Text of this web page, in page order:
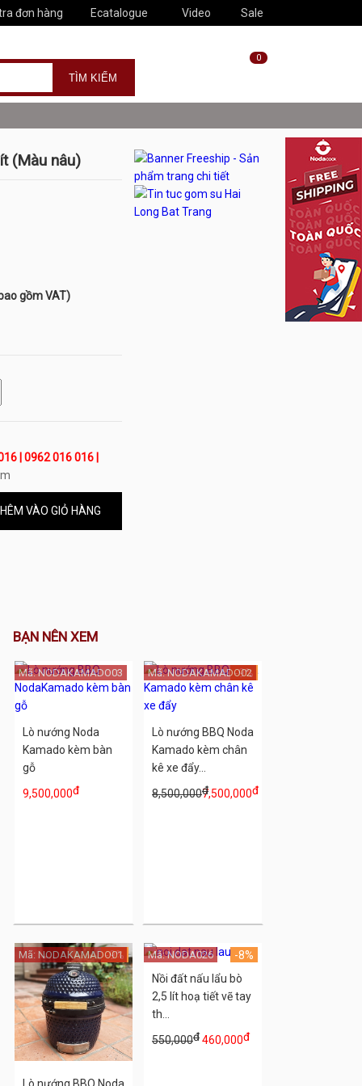
đơn hàng Ecatalogue Video Sale
0
(Màu nâu)
gồm VAT)
| 0962 016 016 |
VÀO GIỎ HÀNG
BẠN NÊN XEM
Lò nướng Noda
Kamado kèm bàn
gỗ
9,500,000đ
Mã: NODAKAMADO03
Lò nướng BBQ Noda
Kamado kèm chân
kê xe đẩy...
8,500,000đ
7,500,000đ
-9%
Mã: NODAKAMADO02
-9%
Mã: NODAKAMADO01
Nồi đất nấu lẩu bò
2,5 lít hoạ tiết vẽ tay
th...
550,000đ 460,000đ
-8%
Mã: NODA026